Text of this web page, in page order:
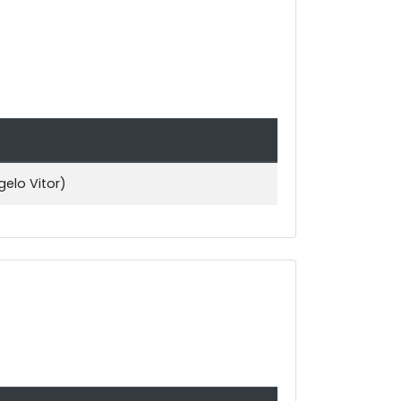
Vitor)